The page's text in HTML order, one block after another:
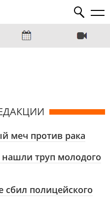
меч против рака
труп молодого
сбил полицейского